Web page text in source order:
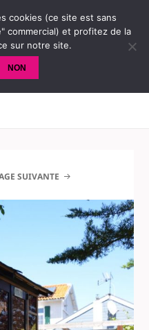
MENU
SUIVANTE
cookies (ce site est sans
commercial) et profitez de la
sur notre site.
NON